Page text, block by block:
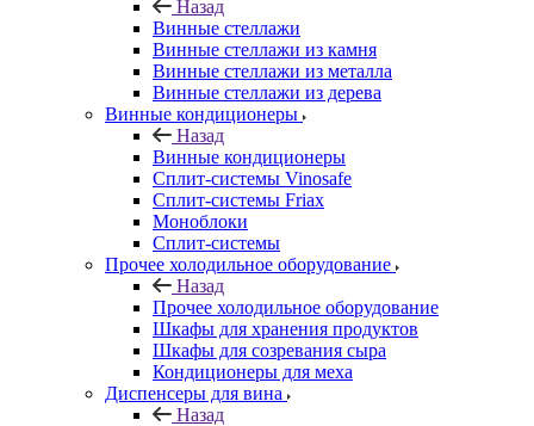
Назад
Винные стеллажи
Винные стеллажи из камня
Винные стеллажи из металла
Винные стеллажи из дерева
Винные кондиционеры
Назад
Винные кондиционеры
Сплит-системы Vinosafe
Сплит-системы Friax
Моноблоки
Сплит-системы
Прочее холодильное оборудование
Назад
Прочее холодильное оборудование
Шкафы для хранения продуктов
Шкафы для созревания сыра
Кондиционеры для меха
Диспенсеры для вина
Назад